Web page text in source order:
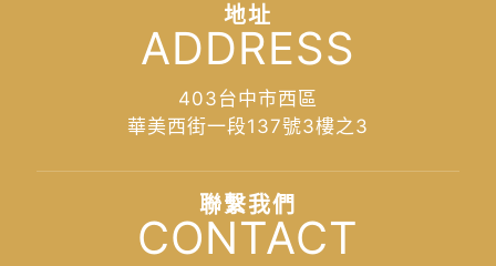
地址
ADDRESS
403台中市西區
華美西街一段137號3樓之3
聯繫我們
CONTACT